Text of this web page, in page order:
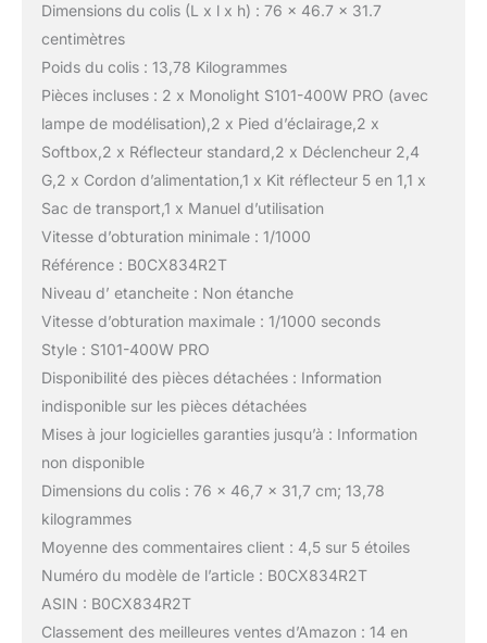
Dimensions du colis (L x l x h) : 76 x 46.7 x 31.7
centimètres
Poids du colis : 13,78 Kilogrammes
Pièces incluses : 2 x Monolight S101-400W PRO (avec
lampe de modélisation),2 x Pied d’éclairage,2 x
Softbox,2 x Réflecteur standard,2 x Déclencheur 2,4
G,2 x Cordon d’alimentation,1 x Kit réflecteur 5 en 1,1 x
Sac de transport,1 x Manuel d’utilisation
Vitesse d’obturation minimale : 1/1000
Référence : B0CX834R2T
Niveau d’ etancheite : Non étanche
Vitesse d’obturation maximale : 1/1000 seconds
Style : S101-400W PRO
Disponibilité des pièces détachées : Information
indisponible sur les pièces détachées
Mises à jour logicielles garanties jusqu’à : Information
non disponible
Dimensions du colis : 76 x 46,7 x 31,7 cm; 13,78
kilogrammes
Moyenne des commentaires client : 4,5 sur 5 étoiles
Numéro du modèle de l’article : B0CX834R2T
ASIN : B0CX834R2T
Classement des meilleures ventes d’Amazon : 14 en